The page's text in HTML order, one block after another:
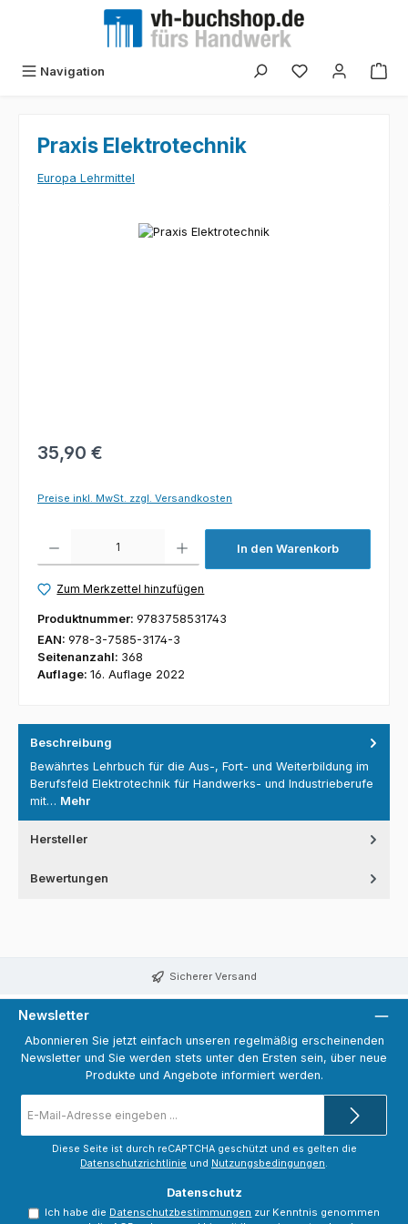
Zum Hauptinhalt springen
Navigation
Praxis Elektrotechnik
Europa Lehrmittel
Bildergalerie überspringen
35,90 €
Preise inkl. MwSt. zzgl. Versandkosten
In den Warenkorb
Zum Merkzettel hinzufügen
Produktnummer: 9783758531743
EAN: 978-3-7585-3174-3
Seitenanzahl: 368
Auflage: 16. Auflage 2022
Beschreibung
Bewährtes Lehrbuch für die Aus-, Fort- und Weiterbildung im
Berufsfeld Elektrotechnik für Handwerks- und Industrieberufe
mit… Mehr
Hersteller
Bewertungen
Sicherer Versand
Newsletter
Abonnieren Sie jetzt einfach unseren regelmäßig erscheinenden
Newsletter und Sie werden stets unter den Ersten sein, über neue
Produkte und Angebote informiert werden.
Mail-
Adresse
Diese Seite ist durch reCAPTCHA geschützt und es gelten die
Datenschutzrichtlinie und Nutzungsbedingungen.
Datenschutz
Ich habe die Datenschutzbestimmungen zur Kenntnis genommen